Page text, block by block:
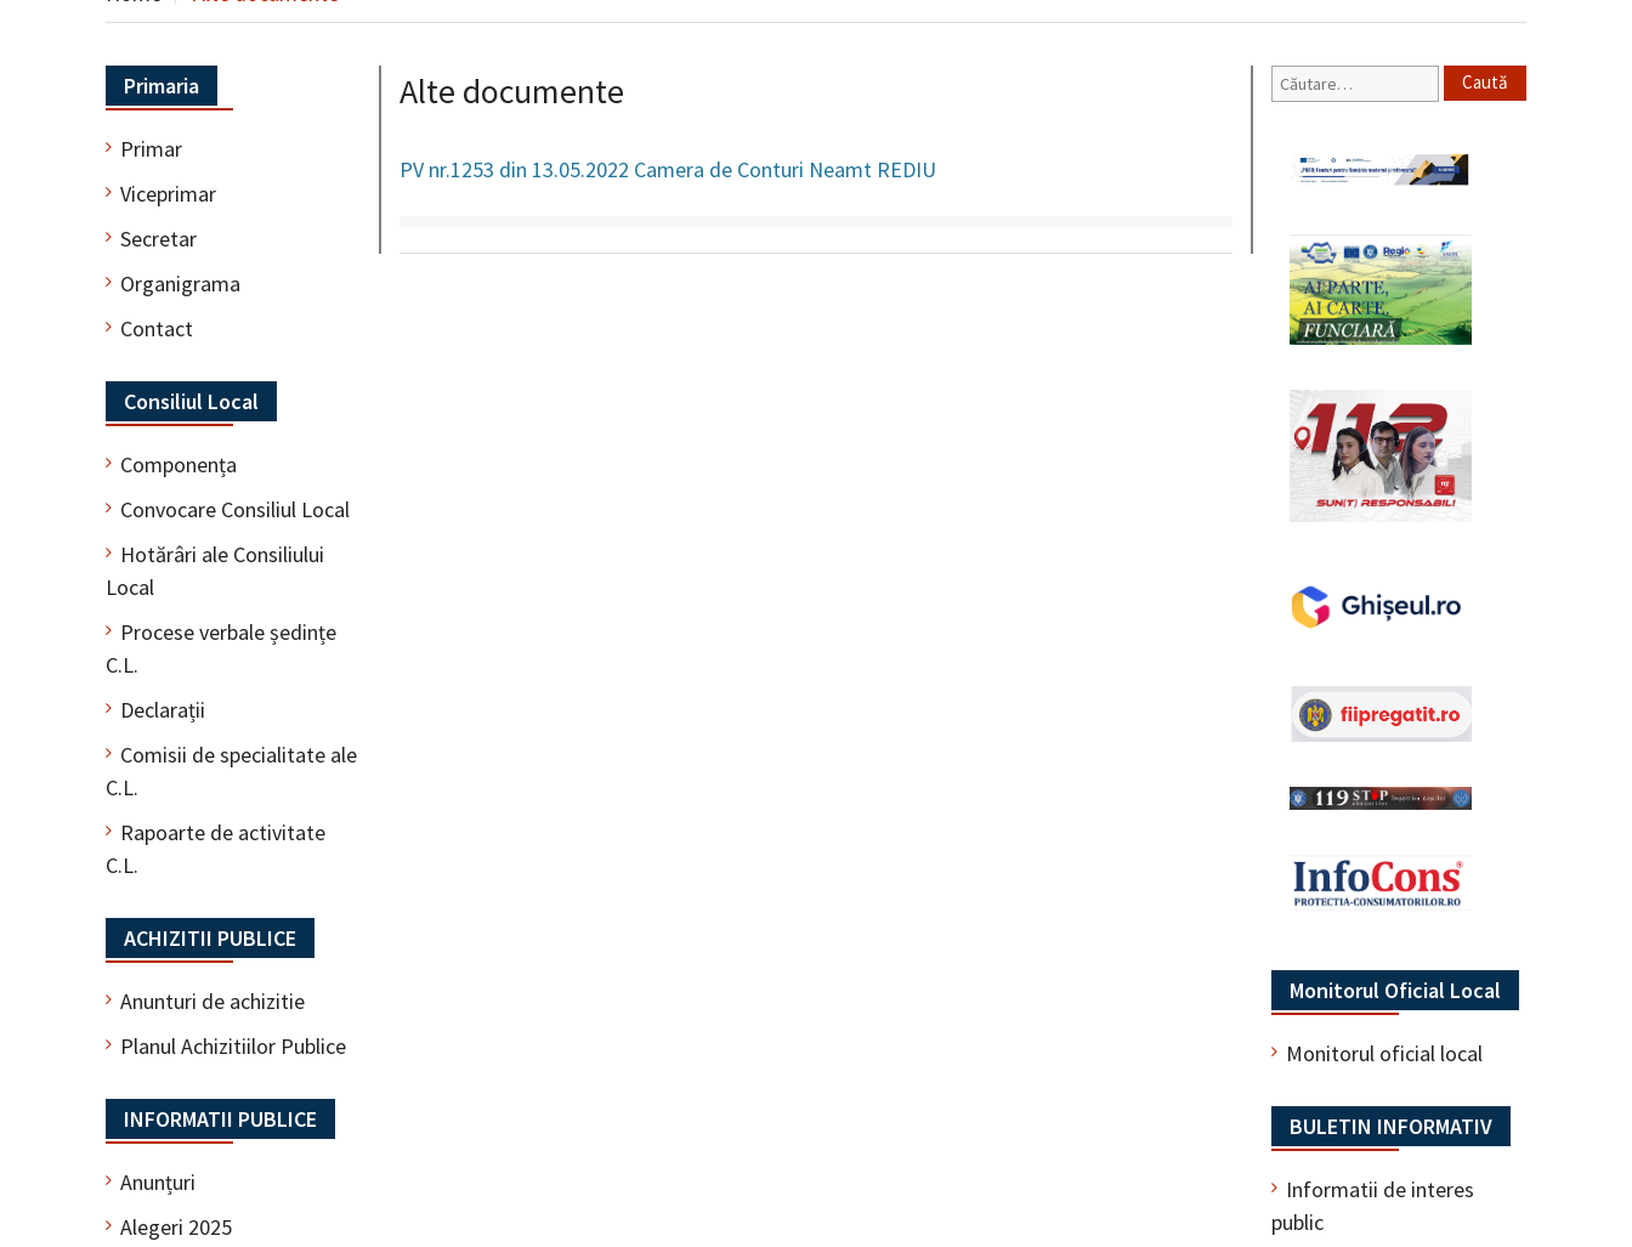
Alte documente
PV nr.1253 din 13.05.2022 Camera de Conturi Neamt REDIU
Caută
Monitorul Oficial Local
Monitorul oficial local
BULETIN INFORMATIV
Informatii de interes
public
Primaria
Primar
Viceprimar
Secretar
Organigrama
Contact
Consiliul Local
Componența
Convocare Consiliul Local
Hotărâri ale Consiliului
Local
Procese verbale ședințe
C.L.
Declarații
Comisii de specialitate ale
C.L.
Rapoarte de activitate
C.L.
ACHIZITII PUBLICE
Anunturi de achizitie
Planul Achizitiilor Publice
INFORMATII PUBLICE
Anunțuri
Alegeri 2025